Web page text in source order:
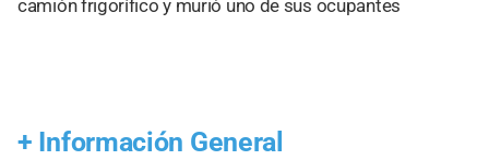
camión frigorífico y murió uno de sus ocupantes
+ Información General